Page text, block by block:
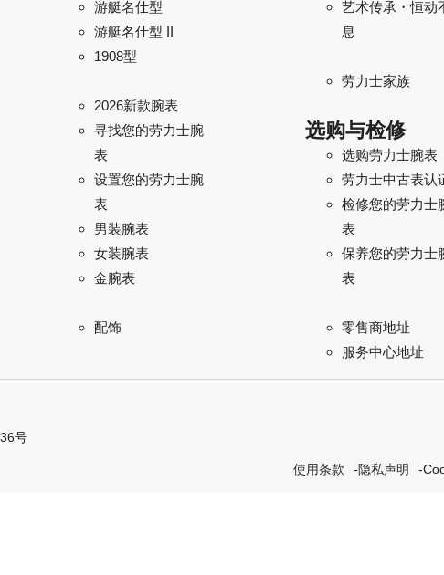
游艇名仕型
游艇名仕型 II
1908型
2026新款腕表
寻找您的劳力士腕
表
设置您的劳力士腕
表
男装腕表
女装腕表
金腕表
配饰
艺术传承・恒动
息
劳力士家族
选购与检修
选购劳力士腕表
劳力士中古表认
检修您的劳力士
表
保养您的劳力士
表
零售商地址
服务中心地址
号
使用条款 隐私声明